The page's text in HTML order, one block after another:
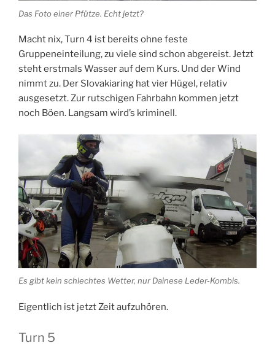
Das Foto einer Pfütze. Echt jetzt?
Macht nix, Turn 4 ist bereits ohne feste
Gruppeneinteilung, zu viele sind schon abgereist. Jetzt
steht erstmals Wasser auf dem Kurs. Und der Wind
nimmt zu. Der Slovakiaring hat vier Hügel, relativ
ausgesetzt. Zur rutschigen Fahrbahn kommen jetzt
noch Böen. Langsam wird’s kriminell.
Es gibt kein schlechtes Wetter, nur Dainese Leder-Kombis.
Eigentlich ist jetzt Zeit aufzuhören.
Turn 5